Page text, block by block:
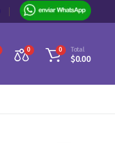
0 0 Total
$0.00